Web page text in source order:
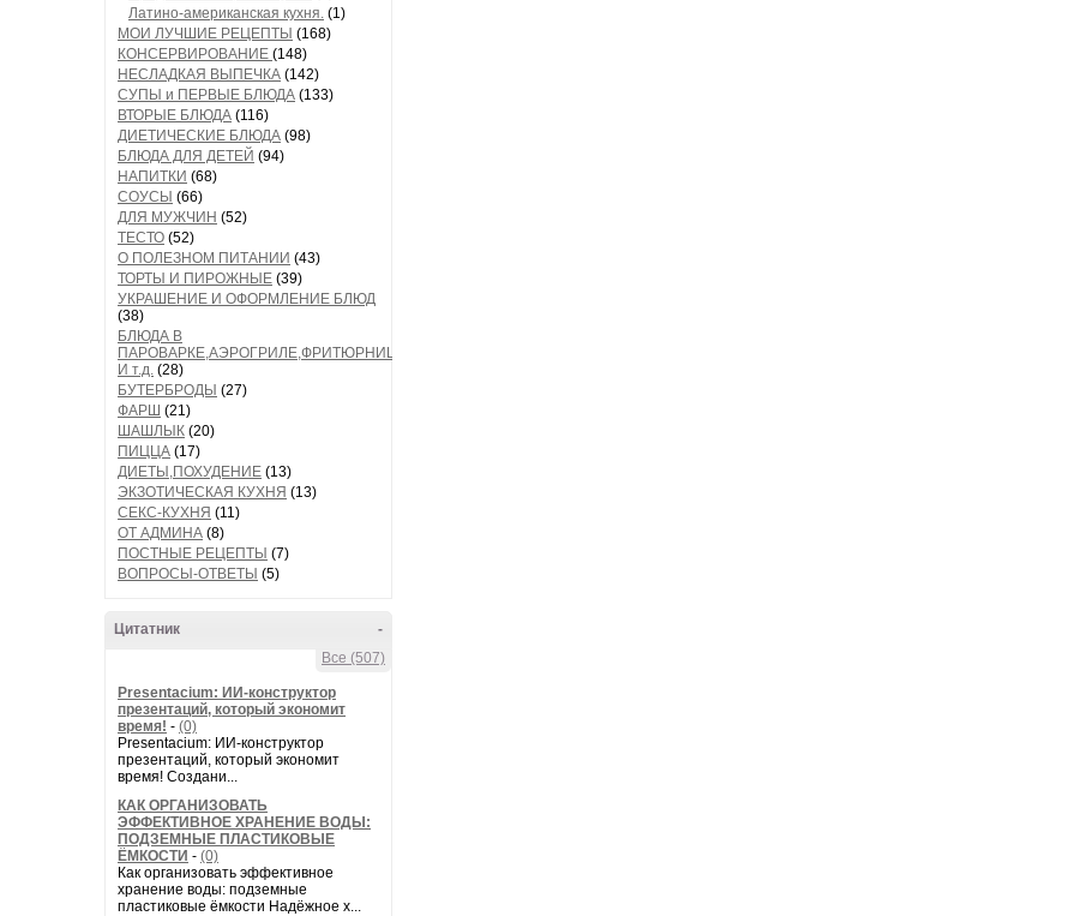
Латино-американская кухня. (1)
МОИ ЛУЧШИЕ РЕЦЕПТЫ (168)
КОНСЕРВИРОВАНИЕ (148)
НЕСЛАДКАЯ ВЫПЕЧКА (142)
СУПЫ и ПЕРВЫЕ БЛЮДА (133)
ВТОРЫЕ БЛЮДА (116)
ДИЕТИЧЕСКИЕ БЛЮДА (98)
БЛЮДА ДЛЯ ДЕТЕЙ (94)
НАПИТКИ (68)
СОУСЫ (66)
ДЛЯ МУЖЧИН (52)
ТЕСТО (52)
О ПОЛЕЗНОМ ПИТАНИИ (43)
ТОРТЫ И ПИРОЖНЫЕ (39)
УКРАШЕНИЕ И ОФОРМЛЕНИЕ БЛЮД
(38)
БЛЮДА В
ПАРОВАРКЕ,АЭРОГРИЛЕ,ФРИТЮРНИЦЕ
И т.д. (28)
БУТЕРБРОДЫ (27)
ФАРШ (21)
ШАШЛЫК (20)
ПИЦЦА (17)
ДИЕТЫ,ПОХУДЕНИЕ (13)
ЭКЗОТИЧЕСКАЯ КУХНЯ (13)
СЕКС-КУХНЯ (11)
ОТ АДМИНА (8)
ПОСТНЫЕ РЕЦЕПТЫ (7)
ВОПРОСЫ-ОТВЕТЫ (5)
-
Цитатник
Все (507)
Presentacium: ИИ‑конструктор
презентаций, который экономит
время! - (0)
Presentacium: ИИ‑конструктор
презентаций, который экономит
время! Создани...
КАК ОРГАНИЗОВАТЬ
ЭФФЕКТИВНОЕ ХРАНЕНИЕ ВОДЫ:
ПОДЗЕМНЫЕ ПЛАСТИКОВЫЕ
ЁМКОСТИ - (0)
Как организовать эффективное
хранение воды: подземные
пластиковые ёмкости Надёжное х...